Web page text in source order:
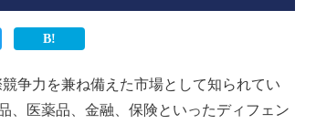
争力を兼ね備えた市場として知られてい
、医薬品、金融、保険といったディフェン